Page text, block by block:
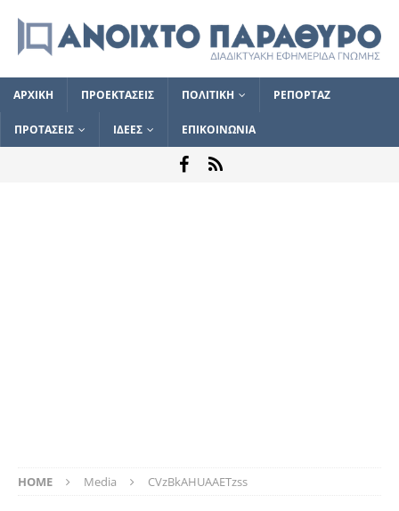
ΑΡΧΙΚΗ ΠΡΟΕΚΤΑΣΕΙΣ ΠΟΛΙΤΙΚΗ ΡΕΠΟΡΤΑΖ
ΠΡΟΤΑΣΕΙΣ ΙΔΕΕΣ ΕΠΙΚΟΙΝΩΝΙΑ
HOME Media CVzBkAHUAAETzss